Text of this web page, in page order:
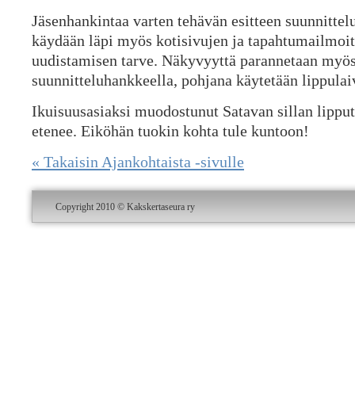
Jäsenhankintaa varten tehävän esitteen
käydään läpi myös kotisivujen ja
uudistamisen tarve. Näkyvyyttä parannetaan
suunnitteluhankkeella, pohjana käytetään
Ikuisuusasiaksi muodostunut Satavan sillan
etenee. Eiköhän tuokin kohta tule kuntoon!
« Takaisin Ajankohtaista -sivulle
Copyright 2010 © Kakskertaseura ry